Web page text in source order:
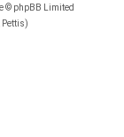
© phpBB Limited
Pettis)